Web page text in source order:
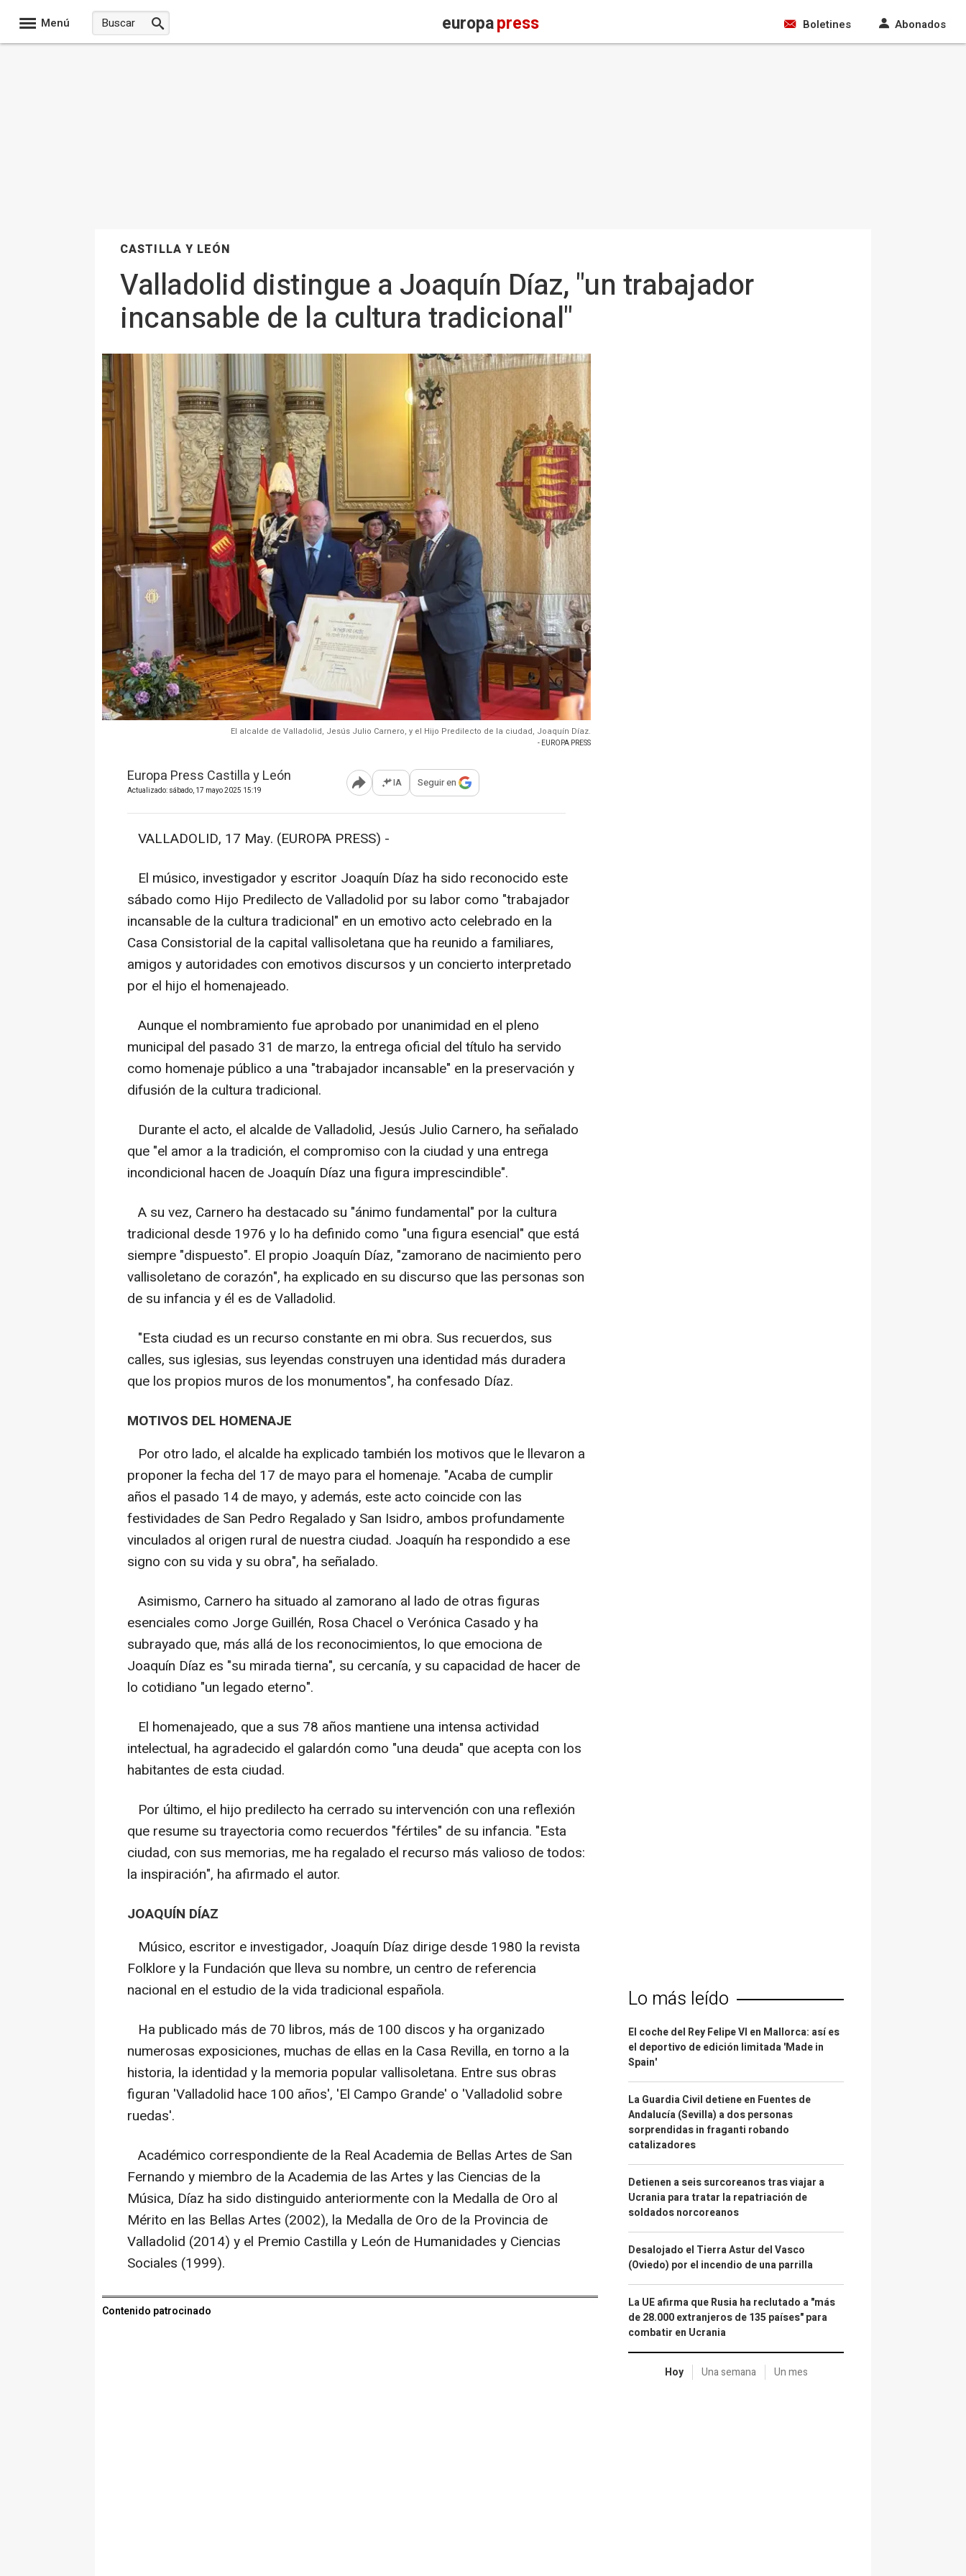
Menú europapress Boletines Abonados
CASTILLA Y LEÓN
Valladolid distingue a Joaquín Díaz, "un trabajador
incansable de la cultura tradicional"
El alcalde de Valladolid, Jesús Julio Carnero, y el Hijo Predilecto de la ciudad, Joaquín Díaz.
- EUROPA PRESS
Europa Press Castilla y León
Actualizado: sábado, 17 mayo 2025 15:19 Abrir opciones para compartir
IA Seguir en
VALLADOLID, 17 May. (EUROPA PRESS) -
El músico, investigador y escritor Joaquín Díaz ha sido reconocido este
sábado como Hijo Predilecto de Valladolid por su labor como "trabajador
incansable de la cultura tradicional" en un emotivo acto celebrado en la
Casa Consistorial de la capital vallisoletana que ha reunido a familiares,
amigos y autoridades con emotivos discursos y un concierto interpretado
por el hijo el homenajeado.
Aunque el nombramiento fue aprobado por unanimidad en el pleno
municipal del pasado 31 de marzo, la entrega oficial del título ha servido
como homenaje público a una "trabajador incansable" en la preservación y
difusión de la cultura tradicional.
Durante el acto, el alcalde de Valladolid, Jesús Julio Carnero, ha señalado
que "el amor a la tradición, el compromiso con la ciudad y una entrega
incondicional hacen de Joaquín Díaz una figura imprescindible".
A su vez, Carnero ha destacado su "ánimo fundamental" por la cultura
tradicional desde 1976 y lo ha definido como "una figura esencial" que está
siempre "dispuesto". El propio Joaquín Díaz, "zamorano de nacimiento pero
vallisoletano de corazón", ha explicado en su discurso que las personas son
de su infancia y él es de Valladolid.
"Esta ciudad es un recurso constante en mi obra. Sus recuerdos, sus
calles, sus iglesias, sus leyendas construyen una identidad más duradera
que los propios muros de los monumentos", ha confesado Díaz.
MOTIVOS DEL HOMENAJE
Por otro lado, el alcalde ha explicado también los motivos que le llevaron a
proponer la fecha del 17 de mayo para el homenaje. "Acaba de cumplir
años el pasado 14 de mayo, y además, este acto coincide con las
festividades de San Pedro Regalado y San Isidro, ambos profundamente
vinculados al origen rural de nuestra ciudad. Joaquín ha respondido a ese
signo con su vida y su obra", ha señalado.
Asimismo, Carnero ha situado al zamorano al lado de otras figuras
esenciales como Jorge Guillén, Rosa Chacel o Verónica Casado y ha
subrayado que, más allá de los reconocimientos, lo que emociona de
Joaquín Díaz es "su mirada tierna", su cercanía, y su capacidad de hacer de
lo cotidiano "un legado eterno".
El homenajeado, que a sus 78 años mantiene una intensa actividad
intelectual, ha agradecido el galardón como "una deuda" que acepta con los
habitantes de esta ciudad.
Por último, el hijo predilecto ha cerrado su intervención con una reflexión
que resume su trayectoria como recuerdos "fértiles" de su infancia. "Esta
ciudad, con sus memorias, me ha regalado el recurso más valioso de todos:
la inspiración", ha afirmado el autor.
JOAQUÍN DÍAZ
Músico, escritor e investigador, Joaquín Díaz dirige desde 1980 la revista
Folklore y la Fundación que lleva su nombre, un centro de referencia
nacional en el estudio de la vida tradicional española.
Ha publicado más de 70 libros, más de 100 discos y ha organizado
numerosas exposiciones, muchas de ellas en la Casa Revilla, en torno a la
historia, la identidad y la memoria popular vallisoletana. Entre sus obras
figuran 'Valladolid hace 100 años', 'El Campo Grande' o 'Valladolid sobre
ruedas'.
Académico correspondiente de la Real Academia de Bellas Artes de San
Fernando y miembro de la Academia de las Artes y las Ciencias de la
Música, Díaz ha sido distinguido anteriormente con la Medalla de Oro al
Mérito en las Bellas Artes (2002), la Medalla de Oro de la Provincia de
Valladolid (2014) y el Premio Castilla y León de Humanidades y Ciencias
Sociales (1999).
Contenido patrocinado
Lo más leído
El coche del Rey Felipe VI en Mallorca: así es
el deportivo de edición limitada 'Made in
Spain'
La Guardia Civil detiene en Fuentes de
Andalucía (Sevilla) a dos personas
sorprendidas in fraganti robando
catalizadores
Detienen a seis surcoreanos tras viajar a
Ucrania para tratar la repatriación de
soldados norcoreanos
Desalojado el Tierra Astur del Vasco
(Oviedo) por el incendio de una parrilla
La UE afirma que Rusia ha reclutado a "más
de 28.000 extranjeros de 135 países" para
combatir en Ucrania
Hoy Una semana Un mes